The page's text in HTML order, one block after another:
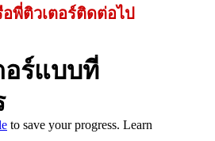
พี่ติวเตอร์ติดต่อไป